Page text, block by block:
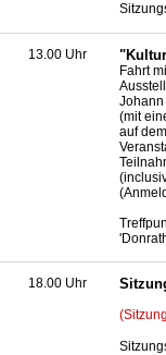
13.00 Uhr
Fahrt
(mit
auf
18.00 Uhr